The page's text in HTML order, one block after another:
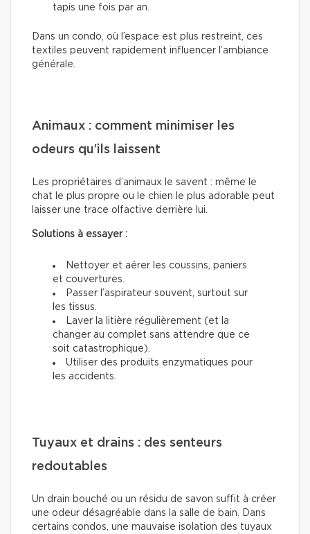
tapis une fois par an.
Dans un condo, où l’espace est plus restreint, ces
textiles peuvent rapidement influencer l’ambiance
générale.
Animaux : comment minimiser les
odeurs qu’ils laissent
Les propriétaires d’animaux le savent : même le
chat le plus propre ou le chien le plus adorable peut
laisser une trace olfactive derrière lui.
Solutions à essayer :
Nettoyer et aérer les coussins, paniers
et couvertures.
Passer l’aspirateur souvent, surtout sur
les tissus.
Laver la litière régulièrement (et la
changer au complet sans attendre que ce
soit catastrophique).
Utiliser des produits enzymatiques pour
les accidents.
Tuyaux et drains : des senteurs
redoutables
Un drain bouché ou un résidu de savon suffit à créer
une odeur désagréable dans la salle de bain. Dans
certains condos, une mauvaise isolation des tuyaux